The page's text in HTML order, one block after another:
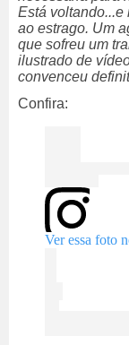
Está voltando...e
ao estrago. Um
que sofreu um
ilustrado de
convenceu
Confira:
Ver essa foto